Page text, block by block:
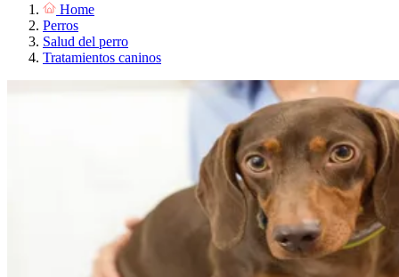
Home
Perros
Salud del perro
Tratamientos caninos